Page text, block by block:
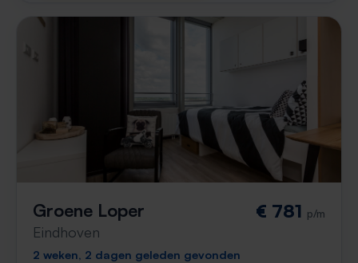
Groene Loper
Eindhoven
€ 781 p/m
2 weken, 2 dagen geleden gevonden